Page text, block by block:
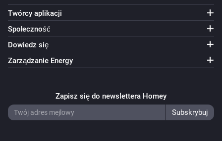
Twórcy aplikacji
Społeczność
Dowiedz się
Zarządzanie Energy
Zapisz się do newslettera Homey